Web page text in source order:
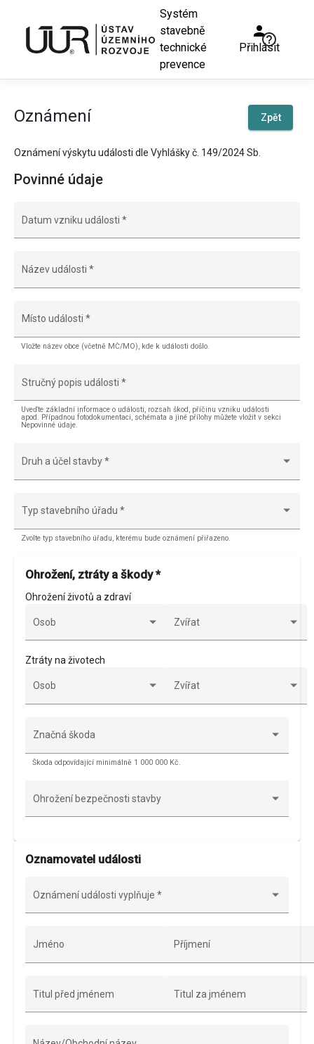
Systém
stavebně
technické
prevence
person
Přihlásit
help_outline
Oznámení Zpět
Oznámení výskytu události dle Vyhlášky č. 149/2024 Sb.
Povinné údaje
Datum vzniku události *
Název události *
Místo události *
Vložte název obce (včetně MČ/MO), kde k události došlo.
Stručný popis události *
Uveďte základní informace o události, rozsah škod, příčinu vzniku události
apod. Případnou fotodokumentaci, schémata a jiné přílohy můžete vložit v sekci
Nepovinné údaje.
Druh a účel stavby*
Typ stavebního úřadu *
Zvolte typ stavebního úřadu, kterému bude oznámení přiřazeno.
Ohrožení, ztráty a škody*
Ohrožení životů a zdraví
Osob Zvířat
Ztráty na životech
Osob Zvířat
Značná škoda
Škoda odpovídající minimálně 1 000 000 Kč.
Ohrožení bezpečnosti stavby
Oznamovatel události
Oznámení události vyplňuje *
Jméno Příjmení
Titul před jménem Titul za jménem